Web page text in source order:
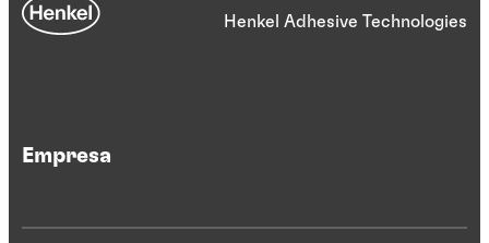
Henkel Adhesive Technologies
Empresa